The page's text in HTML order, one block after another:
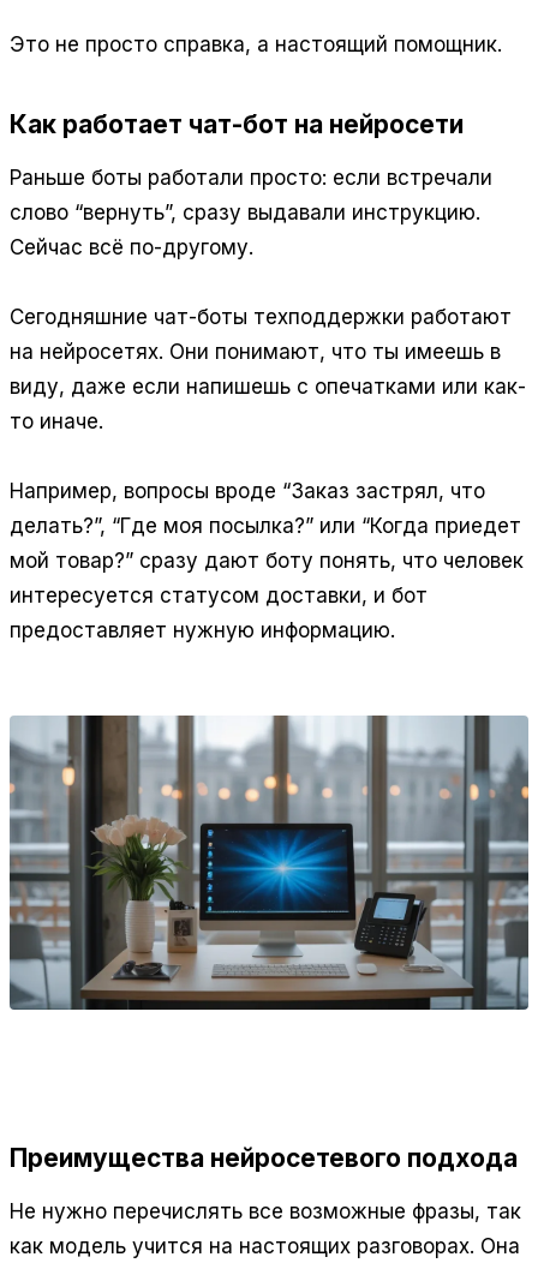
Это не просто справка, а настоящий помощник.
Как работает чат-бот на нейросети
Раньше боты работали просто: если встречали
слово “вернуть”, сразу выдавали инструкцию.
Сейчас всё по-другому.
Сегодняшние чат-боты техподдержки работают
на нейросетях. Они понимают, что ты имеешь в
виду, даже если напишешь с опечатками или как-
то иначе.
Например, вопросы вроде “Заказ застрял, что
делать?”, “Где моя посылка?” или “Когда приедет
мой товар?” сразу дают боту понять, что человек
интересуется статусом доставки, и бот
предоставляет нужную информацию.
Преимущества нейросетевого подхода
Не нужно перечислять все возможные фразы, так
как модель учится на настоящих разговорах. Она